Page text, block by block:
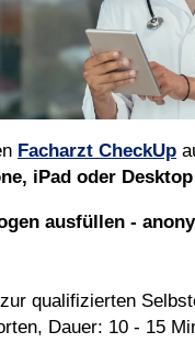
Facharzt CheckUp
iPad oder Desktop
ausfüllen -
qualifizierten
Dauer: 10 - 15